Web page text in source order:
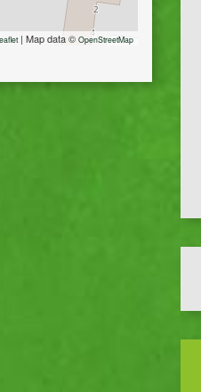
| Map data ©Open­S­treet­Map